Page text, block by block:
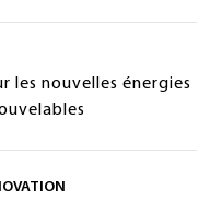
les nouvelles énergies